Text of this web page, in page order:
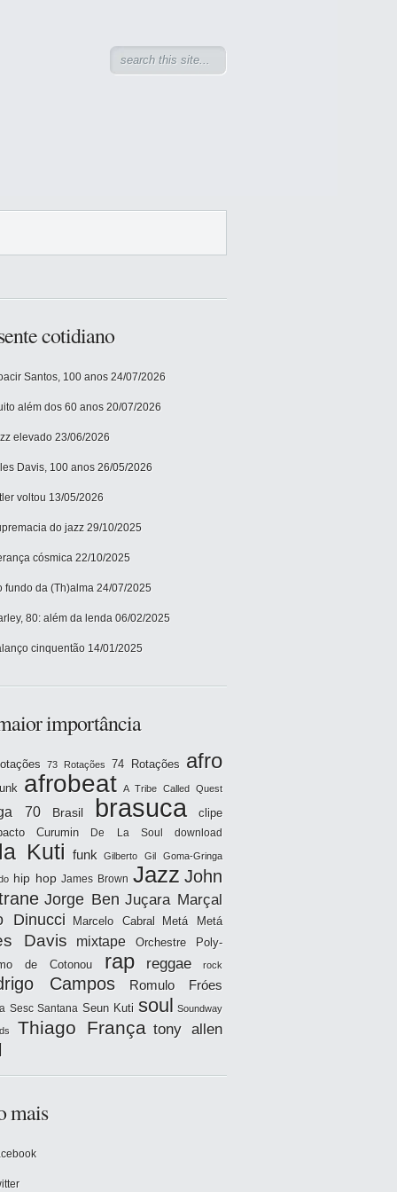
cotidiano
Santos, 100 anos 24/07/2026
além dos 60 anos 20/07/2026
elevado 23/06/2026
Davis, 100 anos 26/05/2026
voltou 13/05/2026
do jazz 29/10/2025
cósmica 22/10/2025
fundo da (Th)alma 24/07/2025
80: além da lenda 06/02/2025
cinquentão 14/01/2025
importância
73 Rotações 74 Rotações afro
afrobeat A Tribe Called Quest
70 Brasil brasuca
clipe
Curumin De La Soul download
Kuti funk Gilberto Gil Goma-Gringa
hip hop James Brown Jazz John
Jorge Ben Juçara Marçal
Dinucci Marcelo Cabral Metá Metá
Davis mixtape
Orchestre Poly-
de Cotonou
rap reggae rock
Campos Romulo Fróes
Sesc Santana Seun Kuti soul Soundway
Thiago França tony allen
mais